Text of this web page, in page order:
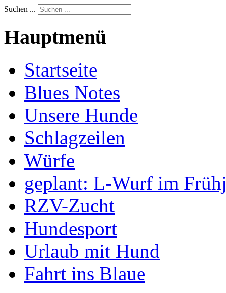
Suchen ...
Hauptmenü
Startseite
Blues Notes
Unsere Hunde
Schlagzeilen
Würfe
geplant: L-Wurf im
RZV-Zucht
Hundesport
Urlaub mit Hund
Fahrt ins Blaue